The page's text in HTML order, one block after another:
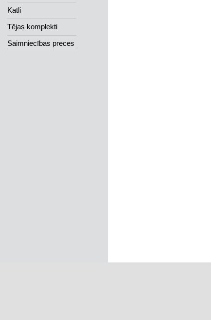
Katli
Tējas komplekti
Saimniecības preces